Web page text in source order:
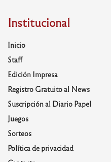
Institucional
Inicio
Staff
Edición Impresa
Registro Gratuito al News
Suscripción al Diario Papel
Juegos
Sorteos
Política de privacidad